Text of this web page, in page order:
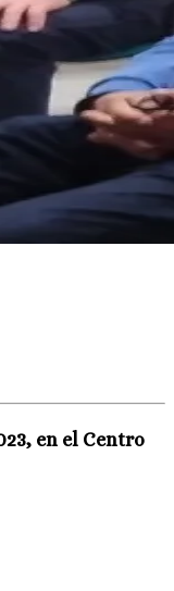
en el Centro